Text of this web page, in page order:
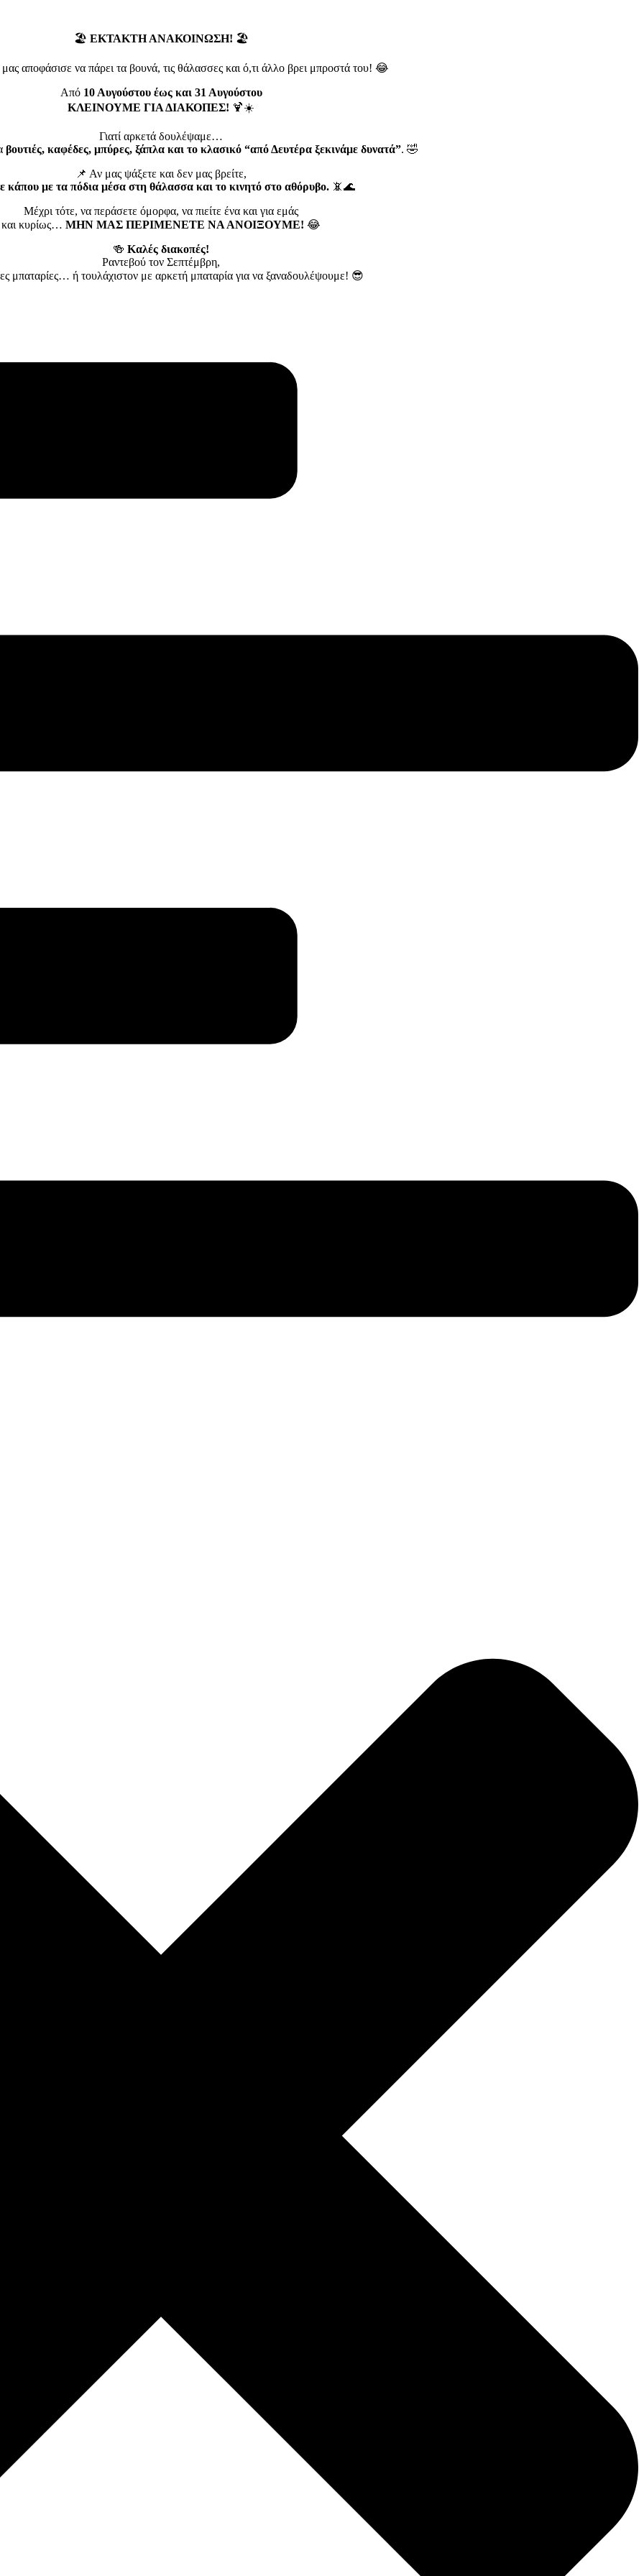
🏖️ ΕΚΤΑΚΤΗ ΑΝΑΚΟΙΝΩΣΗ! 🏖️
αποφάσισε να πάρει τα βουνά, τις θάλασσες και ό,τι άλλο βρει μπροστά του! 😂
Από 10 Αυγούστου έως και 31 Αυγούστου
ΚΛΕΙΝΟΥΜΕ ΓΙΑ ΔΙΑΚΟΠΕΣ! 🍹☀️
Γιατί αρκετά δουλέψαμε…
βουτιές, καφέδες, μπύρες, ξάπλα και το κλασικό “από Δευτέρα ξεκινάμε δυνατά”. 🤣
📌 Αν μας ψάξετε και δεν μας βρείτε,
κάπου με τα πόδια μέσα στη θάλασσα και το κινητό στο αθόρυβο. 📵🌊
Μέχρι τότε, να περάσετε όμορφα, να πιείτε ένα και για εμάς
και κυρίως… ΜΗΝ ΜΑΣ ΠΕΡΙΜΕΝΕΤΕ ΝΑ ΑΝΟΙΞΟΥΜΕ! 😂
🍻 Καλές διακοπές!
Ραντεβού τον Σεπτέμβρη,
μπαταρίες… ή τουλάχιστον με αρκετή μπαταρία για να ξαναδουλέψουμε! 😎